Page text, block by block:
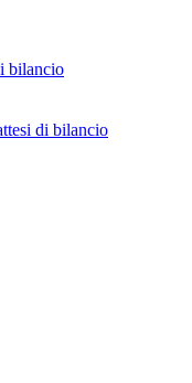
bilancio
di bilancio